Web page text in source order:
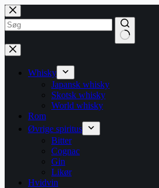
Fortsæt
til
indhold
Ingen
resultater
Whisky
Japansk whisky
Skotsk whisky
World whisky
Rom
Øvrige spiritus
Bitter
Cognac
Gin
Likør
Hvidvin